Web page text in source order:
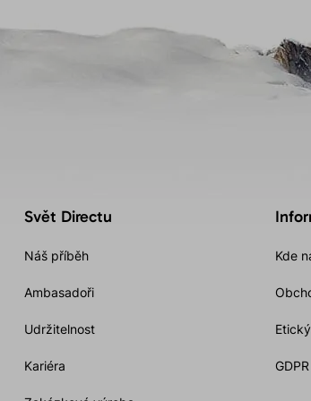
Svět Directu
Náš příběh
Ambasadoři
Udržitelnost
Kariéra
Kde